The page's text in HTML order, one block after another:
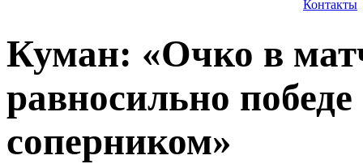
Контакты
Куман: «Очко в
равносильно
соперником»